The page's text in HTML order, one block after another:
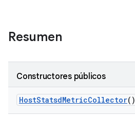
Resumen
Constructores públicos
HostStatsdMetricCollector()